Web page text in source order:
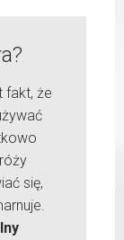
fakt, że
się,